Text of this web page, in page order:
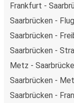
Frankfurt -
Saarbrücken -
Saarbrücken -
Saarbrücken -
Metz -
Saarbrücken -
Saarbrücken -